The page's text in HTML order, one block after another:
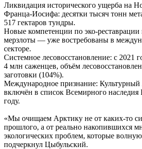
Ликвидация исторического ущерба на
Франца-Иосифа: десятки тысяч тонн
517 гектаров тундры.
Новые компетенции по эко-реставрации
мерзлоты — уже востребованы в
секторе.
Системное лесовосстановление: с 2021
4 млн саженцев, объём
заготовки (104%).
Международное признание:
включён в список Всемирного
году.
«Мы очищаем Арктику не от каких-то
прошлого, а от реально накопившихся
экологических проблем, которые
подчеркнул Цыбульский.